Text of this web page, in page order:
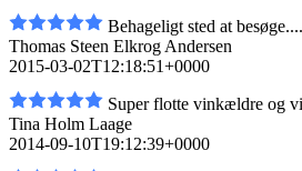
Behageligt sted at besøge....
Thomas Steen Elkrog Andersen
2015-03-02T12:18:51+0000
Super flotte vinkældre og
Tina Holm Laage
2014-09-10T19:12:39+0000